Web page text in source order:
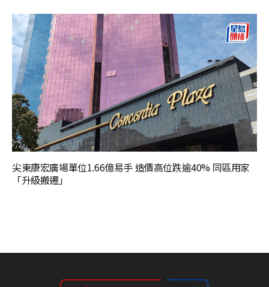
尖東康宏廣場單位1.66億易手 造價高位跌逾40% 同區用家
「升級搬遷」